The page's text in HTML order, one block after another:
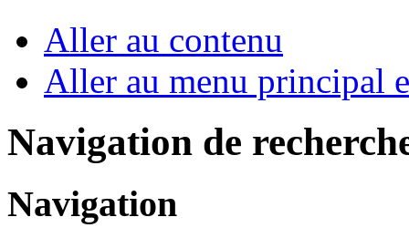
Aller au contenu
Aller au menu principal
Navigation de
Navigation